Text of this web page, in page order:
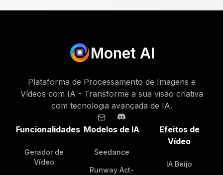
Monet AI
Plataforma de Processamento de Imagens e
Vídeos com IA - Transforme a sua visão criativa
com tecnologia avançada de IA.
Funcionalidades
Gerador de
Vídeo
Modelos de IA
Seedance
Runway Act-
Efeitos de
Vídeo
IA Beijo